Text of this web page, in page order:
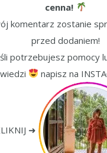
cenna!
komentarz zostanie
przed dodaniem!
potrzebujesz pomocy
napisz na
➜